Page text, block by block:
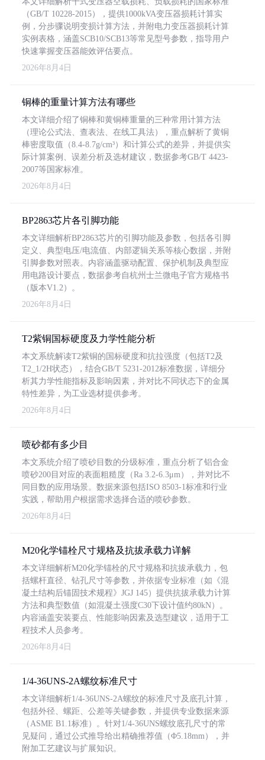
（GB/T 10228-2015），提供1000kVA变压器损耗计算实
例，分步骤说明变损计算方法，并附电力变压器损耗计算
实例表格，涵盖SCB10/SCB13等常见型号参数，指导用户
快速掌握变压器能效评估要点。
2026年8月4日
铜棒的重量计算方法有哪些
本文详细介绍了铜棒和黄铜棒重量的三种常用计算方法
（理论公式法、查表法、在线工具法），重点解析了黄铜
棒密度取值（8.4-8.7g/cm³）和计算公式的差异，并提供实
际计算案例、误差分析及选材建议，数据参考GB/T 4423-
2007等国家标准。
2026年8月4日
BP2863芯片各引脚功能
本文详细解析BP2863芯片的引脚功能及参数，包括各引脚
定义、典型电压/电流值、内部逻辑关系等核心数据，并附
引脚参数对照表。内容涵盖驱动配置、保护机制及典型应
用电路设计要点，数据参考自杭州士兰微电子官方规格书
（版本V1.2）。
2026年8月4日
T2紫铜国标硬度及力学性能分析
本文系统解读T2紫铜的国标硬度和抗拉强度（包括T2及
T2_1/2H状态），结合GB/T 5231-2012标准数据，详细分
析其力学性能指标及影响因素，并对比不同状态下的金属
特性差异，为工业选材提供参考。
2026年8月4日
喷砂都有多少目
本文系统介绍了喷砂目数的分级标准，重点分析了铝合金
喷砂200目对应的表面粗糙度（Ra 3.2-6.3μm），并对比不
同目数的应用场景。数据来源包括ISO 8503-1标准和行业
实践，帮助用户根据需求选择合适的喷砂参数。
2026年8月4日
M20化学锚栓尺寸规格及抗拔承载力详解
本文详细解析M20化学锚栓的尺寸规格和抗拔承载力，包
括螺杆直径、钻孔尺寸等参数，并依据专业标准（如《混
凝土结构后锚固技术规程》JGJ 145）提供抗拔承载力计算
方法和典型数值（如混凝土强度C30下设计值约80kN）。
内容涵盖安装要点、性能影响因素及选型建议，适用于工
程技术人员参考。
2026年8月4日
1/4-36UNS-2A螺纹标准尺寸
本文详细解析1/4-36UNS-2A螺纹的标准尺寸及底孔计算，
包括外径、螺距、公差等关键参数，并提供专业数据来源
（ASME B1.1标准）。针对1/4-36UNS螺纹底孔尺寸的常
见疑问，通过公式推导给出精确推荐值（Φ5.18mm），并
附加工艺建议与扩展知识。